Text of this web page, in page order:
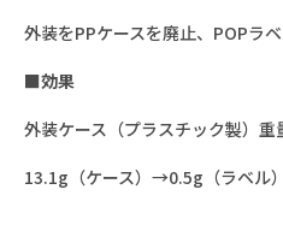
外装をPPケースを廃止、POPラ
■効果
外装ケース（プラスチック製）重
13.1g（ケース）→0.5g（ラベル